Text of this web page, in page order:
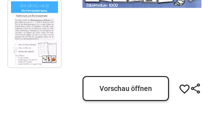
Vorschau öffnen